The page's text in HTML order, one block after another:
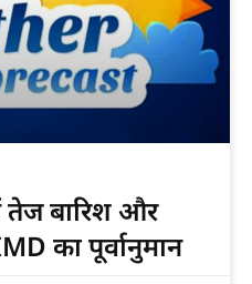
तेज बारिश और
का पूर्वानुमान